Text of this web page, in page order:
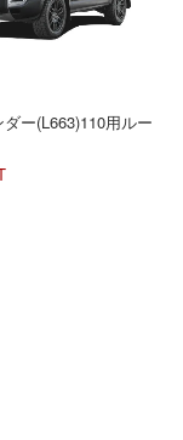
ー(L663)110用ルー